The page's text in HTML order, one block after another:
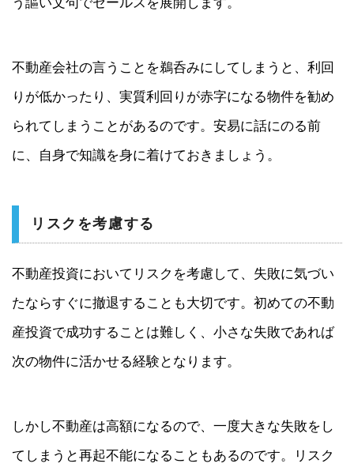
不動産会社の言うことを鵜呑みにしてしまうと、利回
りが低かったり、実質利回りが赤字になる物件を勧め
られてしまうことがあるのです。安易に話にのる前
に、自身で知識を身に着けておきましょう。
リスクを考慮する
不動産投資においてリスクを考慮して、失敗に気づい
たならすぐに撤退することも大切です。初めての不動
産投資で成功することは難しく、小さな失敗であれば
次の物件に活かせる経験となります。
しかし不動産は高額になるので、一度大きな失敗をし
てしまうと再起不能になることもあるのです。リスク